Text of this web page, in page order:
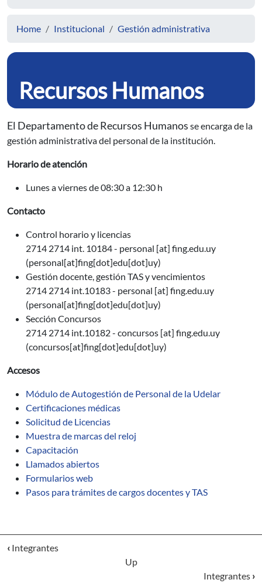
Home Institucional Gestión administrativa
Recursos Humanos
El Departamento de Recursos Humanos se encarga de la
gestión administrativa del personal de la institución.
Horario de atención
Lunes a viernes de 08:30 a 12:30 h
Contacto
Control horario y licencias
2714 2714 int. 10184 - personal [at] fing.edu.uy
(personal[at]fing[dot]edu[dot]uy)
Gestión docente, gestión TAS y vencimientos
2714 2714 int.10183- personal [at] fing.edu.uy
(personal[at]fing[dot]edu[dot]uy)
Sección Concursos
2714 2714 int.10182 - concursos [at] fing.edu.uy
(concursos[at]fing[dot]edu[dot]uy)
Accesos
Módulo de Autogestión de Personal de la Udelar
Certificaciones médicas
Solicitud de Licencias
Muestra de marcas del reloj
Capacitación
Llamados abiertos
Formularios web
Pasos para trámites de cargos docentes y TAS
‹ Integrantes
Up
Integrantes ›